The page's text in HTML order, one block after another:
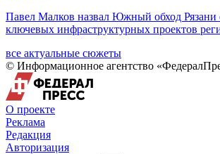
Павел Малков назвал Южный обход Рязани
ключевых инфраструктурных проектов
все актуальные сюжеты
© Информационное агентство
О проекте
Реклама
Редакция
Авторизация